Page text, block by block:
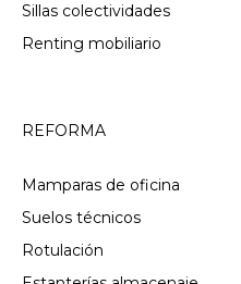
Sillas colectividades
Renting mobiliario
REFORMA
Mamparas de oficina
Suelos técnicos
Rotulación